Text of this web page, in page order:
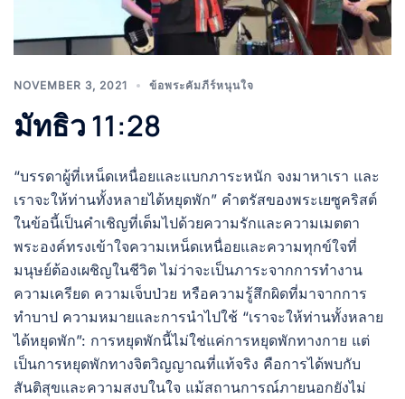
NOVEMBER 3, 2021 ข้อพระคัมภีร์หนุนใจ
มัทธิว 11:28
“บรรดาผู้ที่เหน็ดเหนื่อยและแบกภาระหนัก จงมาหาเรา และ
เราจะให้ท่านทั้งหลายได้หยุดพัก” คำตรัสของพระเยซูคริสต์
ในข้อนี้เป็นคำเชิญที่เต็มไปด้วยความรักและความเมตตา
พระองค์ทรงเข้าใจความเหน็ดเหนื่อยและความทุกข์ใจที่
มนุษย์ต้องเผชิญในชีวิต ไม่ว่าจะเป็นภาระจากการทำงาน
ความเครียด ความเจ็บป่วย หรือความรู้สึกผิดที่มาจากการ
ทำบาป ความหมายและการนำไปใช้ “เราจะให้ท่านทั้งหลาย
ได้หยุดพัก”: การหยุดพักนี้ไม่ใช่แค่การหยุดพักทางกาย แต่
เป็นการหยุดพักทางจิตวิญญาณที่แท้จริง คือการได้พบกับ
สันติสุขและความสงบในใจ แม้สถานการณ์ภายนอกยังไม่